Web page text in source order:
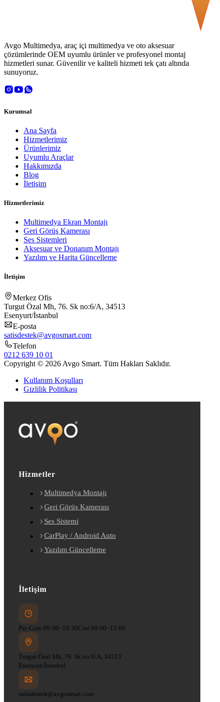
Avgo Multimedya, araç içi multimedya ve oto aksesuar
çözümlerinde OEM uyumlu ürünler ve profesyonel montaj
hizmetleri sunar. Güvenilir ve kaliteli hizmeti tek çatı altında
sunuyoruz.
Kurumsal
Ana Sayfa
Hizmetlerimiz
Ürünlerimiz
Uyumlu Araçlar
Hakkımızda
Blog
İletişim
Hizmetlerimiz
Multimedya Ekran Montajı
Geri Görüş Kamerası
Ses Sistemleri
Aksesuar ve Donanım Montajı
Yazılım ve Harita Güncelleme
İletişim
Merkez Ofis
Turgut Özal Mh, 76. Sk no:6/A, 34513
Esenyurt/İstanbul
E-posta
satisdestek@avgosmart.com
Telefon
0212 639 10 01
Copyright © 2026 Avgo Smart. Tüm Hakları Saklıdır.
Kullanım Koşulları
Gizlilik Politikası
Hizmetler
Multimedya Montajı
Geri Görüş Kamerası
Ses Sistemi
CarPlay / Android Auto
Yazılım Güncelleme
İletişim
Pzt-Cum 09:00–18:30Cmt 09:00–15:00
Turgut Özal Mh, 76. Sk no:6/A, 34513
Esenyurt/İstanbul
satisdestek@avgosmart.com